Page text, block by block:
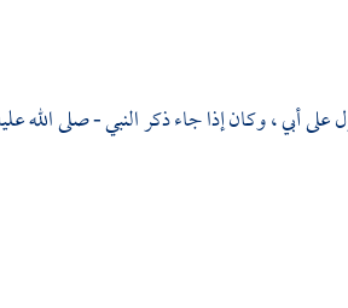
على أبي ، وكان إذا جاء ذكر النبي - صلى